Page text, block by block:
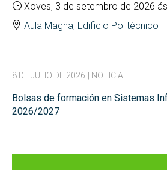
Xoves, 3 de setembro de 2026
Aula Magna, Edificio Politécnico
8 DE JULIO DE 2026 | NOTICIA
Bolsas de formación en Sistemas
2026/2027